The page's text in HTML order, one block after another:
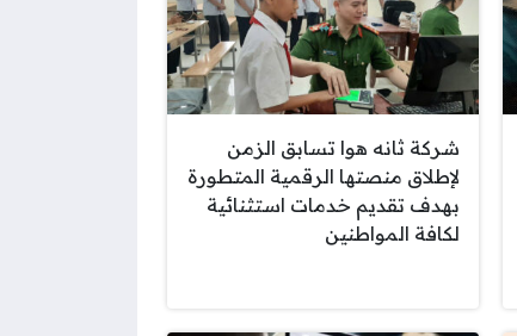
شركة ثانه هوا تسابق الزمن
لإطلاق منصتها الرقمية المتطورة
بهدف تقديم خدمات استثنائية
لكافة المواطنين